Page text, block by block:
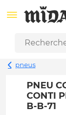
pneus
PNEU
CONTI
B-B-71